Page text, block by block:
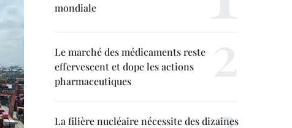
mondiale
Le marché des médicaments reste
effervescent et dope les actions
pharmaceutiques
La filière nucléaire nécessite des dizaines